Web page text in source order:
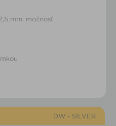
mm, možnosť
DW - SILVER